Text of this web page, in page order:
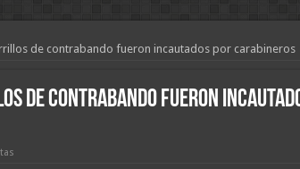
de contrabando fueron incautados por carabineros
de contrabando fueron